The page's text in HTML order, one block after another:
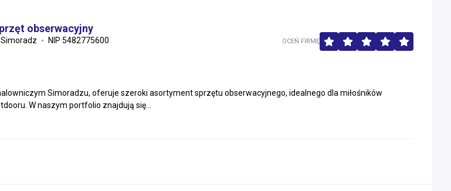
obserwacyjny
NIP 5482775600
Simoradzu, oferuje szeroki asortyment sprzętu obserwacyjnego, idealnego dla miłośników
W naszym portfolio znajdują się...
OCEŃ FIRMĘ